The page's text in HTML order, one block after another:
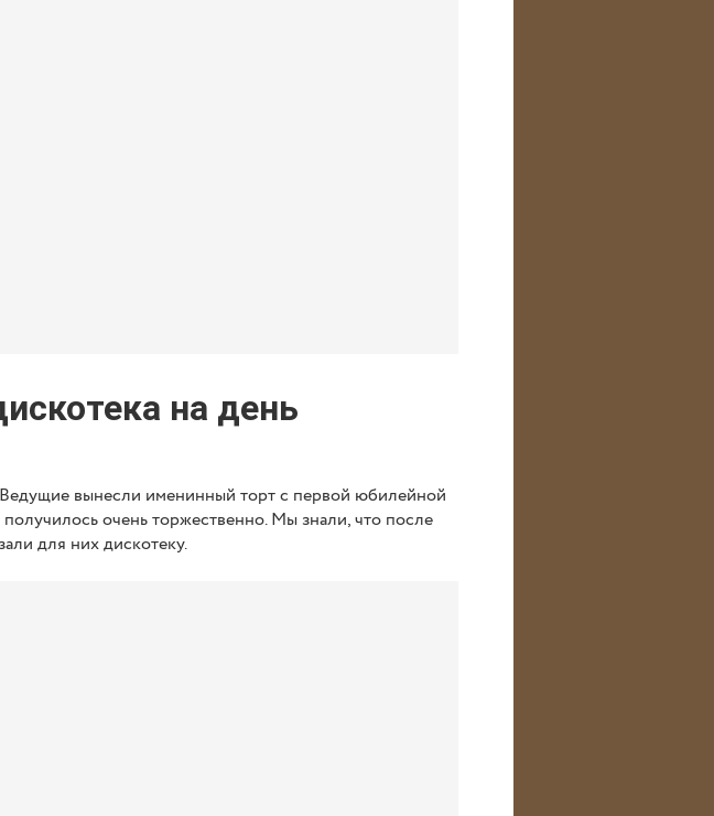
на день
вынесли именинный торт с первой юбилейной
очень торжественно. Мы знали, что после
для них дискотеку.